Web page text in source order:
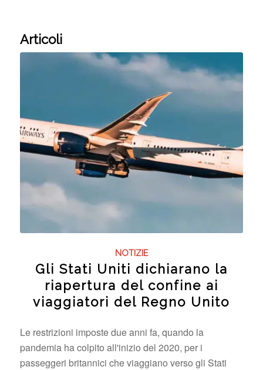
Articoli
NOTIZIE
Gli Stati Uniti dichiarano la
riapertura del confine ai
viaggiatori del Regno Unito
Le restrizioni imposte due anni fa, quando la
pandemia ha colpito all'inizio del 2020, per i
passeggeri britannici che viaggiano verso gli Stati